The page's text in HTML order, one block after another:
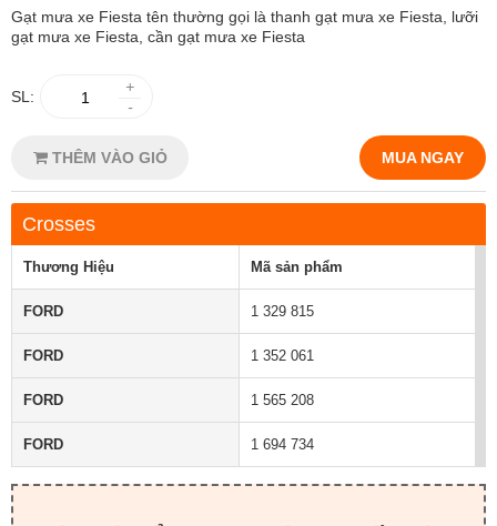
Gạt mưa xe Fiesta tên thường gọi là thanh gạt mưa xe Fiesta, lưỡi
gạt mưa xe Fiesta, cần gạt mưa xe Fiesta
SL:
+
-
THÊM VÀO GIỎ MUA NGAY
Crosses
Thương Hiệu Mã sản phẩm
FORD 1 329 815
FORD 1 352 061
FORD 1 565 208
FORD 1 694 734